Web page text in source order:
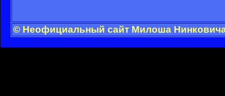
© Неофициальный сайт Милоша Нинковича